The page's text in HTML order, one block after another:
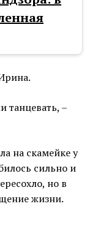
танцевать, –
на скамейке у
сильно и
но в
жизни.